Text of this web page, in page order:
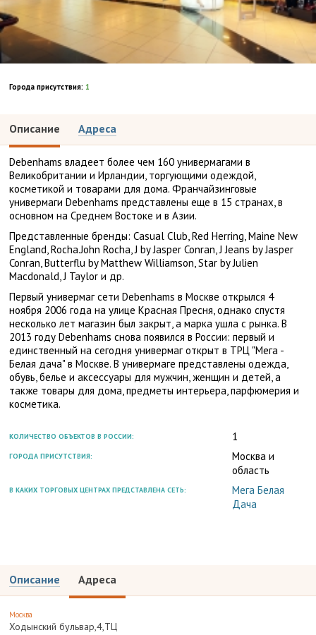
Города присутствия: 1
Описание Адреса
Debenhams владеет более чем 160 универмагами в
Великобритании и Ирландии, торгующими одеждой,
косметикой и товарами для дома. Франчайзинговые
универмаги Debenhams представлены еще в 15 странах, в
основном на Среднем Востоке и в Азии.
Представленные бренды: Casual Club, Red Herring, Maine New
England, Rocha.John Rocha, J by Jasper Conran, J Jeans by Jasper
Conran, Butterflu by Matthew Williamson, Star by Julien
Macdonald, J Taylor и др.
Первый универмаг сети Debenhams в Москве открылся 4
ноября 2006 года на улице Красная Пресня, однако спустя
несколько лет магазин был закрыт, а марка ушла с рынка. В
2013 году Debenhams снова появился в России: первый и
единственный на сегодня универмаг открыт в ТРЦ "Мега -
Белая дача" в Москве. В универмаге представлены одежда,
обувь, белье и аксессуары для мужчин, женщин и детей, а
также товары для дома, предметы интерьера, парфюмерия и
косметика.
КОЛИЧЕСТВО ОБЪЕКТОВ В РОССИИ: 1
ГОРОДА ПРИСУТСТВИЯ:
Москва и
область
В КАКИХ ТОРГОВЫХ ЦЕНТРАХ ПРЕДСТАВЛЕНА СЕТЬ:
Мега Белая
Дача
Описание Адреса
Москва
Ходынский бульвар,4,ТЦ